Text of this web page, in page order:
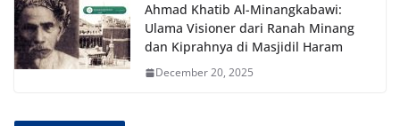
Ahmad Khatib Al-Minangkabawi:
Ulama Visioner dari Ranah Minang
dan Kiprahnya di Masjidil Haram
December 20, 2025